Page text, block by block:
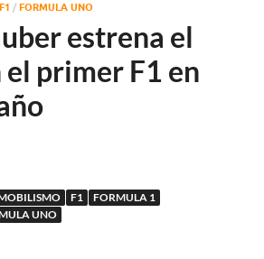
/ FORMULA UNO
estrena el
primer F1 en
F1
FORMULA 1
UNO